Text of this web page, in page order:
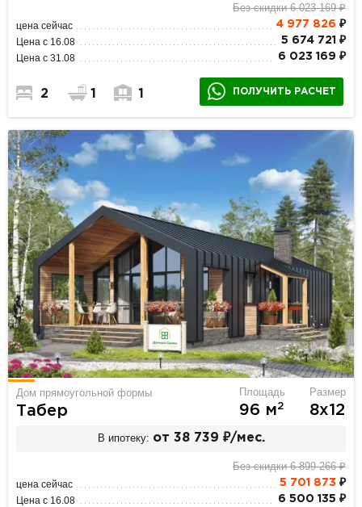
Без скидки 6 023 169 ₽
цена сейчас 4 977 826 ₽
Цена с 16.08 5 674 721 ₽
Цена с 31.08 6 023 169 ₽
2 1 1 ПОЛУЧИТЬ РАСЧЕТ
Дом прямоугольной формы
Табер
Площадь
96 м2
Размер
8х12
В ипотеку: от 38 739 ₽/мес.
Без скидки 6 899 266 ₽
цена сейчас 5 701 873 ₽
Цена с 16.08 6 500 135 ₽